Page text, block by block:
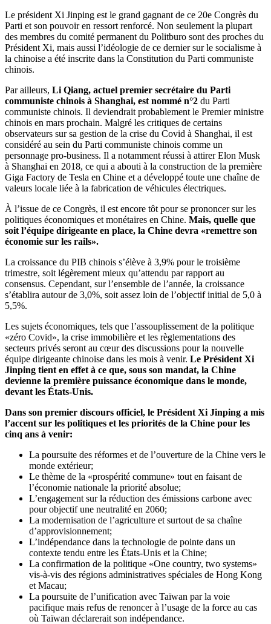
Le président Xi Jinping est le grand gagnant de ce 20e Congrès du
Parti et son pouvoir en ressort renforcé. Non seulement la plupart
des membres du comité permanent du Politburo sont des proches du
Président Xi, mais aussi l’idéologie de ce dernier sur le socialisme à
la chinoise a été inscrite dans la Constitution du Parti communiste
chinois.
Par ailleurs, Li Qiang, actuel premier secrétaire du Parti
communiste chinois à Shanghai, est nommé n°2 du Parti
communiste chinois. Il deviendrait probablement le Premier ministre
chinois en mars prochain. Malgré les critiques de certains
observateurs sur sa gestion de la crise du Covid à Shanghai, il est
considéré au sein du Parti communiste chinois comme un
personnage pro-business. Il a notamment réussi à attirer Elon Musk
à Shanghai en 2018, ce qui a abouti à la construction de la première
Giga Factory de Tesla en Chine et a développé toute une chaîne de
valeurs locale liée à la fabrication de véhicules électriques.
À l’issue de ce Congrès, il est encore tôt pour se prononcer sur les
politiques économiques et monétaires en Chine. Mais, quelle que
soit l’équipe dirigeante en place, la Chine devra «remettre son
économie sur les rails».
La croissance du PIB chinois s’élève à 3,9% pour le troisième
trimestre, soit légèrement mieux qu’attendu par rapport au
consensus. Cependant, sur l’ensemble de l’année, la croissance
s’établira autour de 3,0%, soit assez loin de l’objectif initial de 5,0 à
5,5%.
Les sujets économiques, tels que l’assouplissement de la politique
«zéro Covid», la crise immobilière et les règlementations des
secteurs privés seront au cœur des discussions pour la nouvelle
équipe dirigeante chinoise dans les mois à venir. Le Président Xi
Jinping tient en effet à ce que, sous son mandat, la Chine
devienne la première puissance économique dans le monde,
devant les États-Unis.
Dans son premier discours officiel, le Président Xi Jinping a mis
l’accent sur les politiques et les priorités de la Chine pour les
cinq ans à venir:
La poursuite des réformes et de l’ouverture de la Chine vers le
monde extérieur;
Le thème de la «prospérité commune» tout en faisant de
l’économie nationale la priorité absolue;
L’engagement sur la réduction des émissions carbone avec
pour objectif une neutralité en 2060;
La modernisation de l’agriculture et surtout de sa chaîne
d’approvisionnement;
L’indépendance dans la technologie de pointe dans un
contexte tendu entre les États-Unis et la Chine;
La confirmation de la politique «One country, two systems»
vis-à-vis des régions administratives spéciales de Hong Kong
et Macau;
La poursuite de l’unification avec Taïwan par la voie
pacifique mais refus de renoncer à l’usage de la force au cas
où Taïwan déclarerait son indépendance.